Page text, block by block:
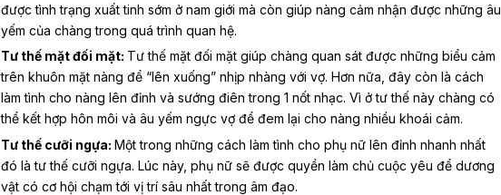
được tình trạng xuất tinh sớm ở nam giới mà còn giúp nàng cảm nhận được những âu
yếm của chàng trong quá trình quan hệ.
Tư thế mặt đối mặt: Tư thế mặt đối mặt giúp chàng quan sát được những biểu cảm
trên khuôn mặt nàng để “lên xuống” nhịp nhàng với vợ. Hơn nữa, đây còn là cách
làm tình cho nàng lên đỉnh và sướng điên trong 1 nốt nhạc. Vì ở tư thế này chàng có
thể kết hợp hôn môi và âu yếm ngực vợ để đem lại cho nàng nhiều khoái cảm.
Tư thế cưỡi ngựa: Một trong những cách làm tình cho phụ nữ lên đỉnh nhanh nhất
đó là tư thế cưỡi ngựa. Lúc này, phụ nữ sẽ được quyền làm chủ cuộc yêu để dương
vật có cơ hội chạm tới vị trí sâu nhất trong âm đạo.